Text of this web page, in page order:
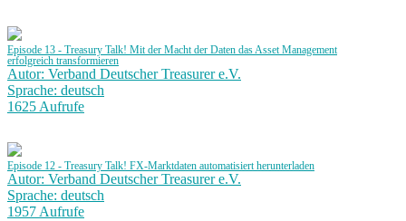
Episode 13 - Treasury Talk! Mit der Macht der Daten das Asset Management
erfolgreich transformieren
Autor: Verband Deutscher Treasurer e.V.
Sprache: deutsch
1625 Aufrufe
Episode 12 - Treasury Talk! FX-Marktdaten automatisiert herunterladen
Autor: Verband Deutscher Treasurer e.V.
Sprache: deutsch
1957 Aufrufe